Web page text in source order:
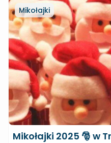
Mikołajki
Mikołajki 2025 🎅 w